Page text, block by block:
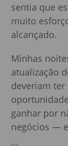
sentia que
muito
alcançado.
Minhas
atualização
deveriam ter
ganhar por
negócios —